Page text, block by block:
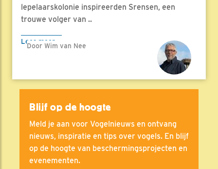
lepelaarskolonie inspireerden Srensen, een
trouwe volger van ..
Lees meer
Door Wim van Nee
Blijf op de hoogte
Meld je aan voor Vogelnieuws en ontvang
nieuws, inspiratie en tips over vogels. En blijf
op de hoogte van beschermingsprojecten en
evenementen.